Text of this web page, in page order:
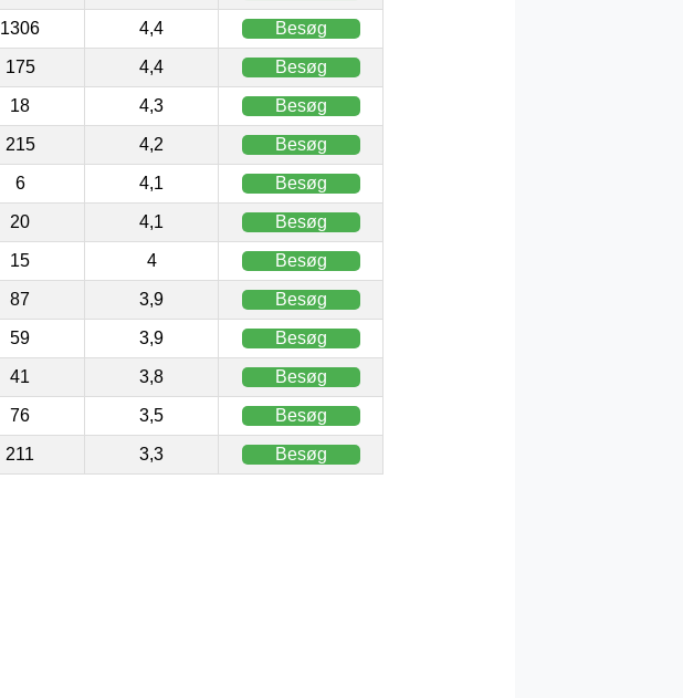
1306 4,4 Besøg
175 4,4 Besøg
18 4,3 Besøg
215 4,2 Besøg
6 4,1 Besøg
20 4,1 Besøg
15 4 Besøg
87 3,9 Besøg
59 3,9 Besøg
41 3,8 Besøg
76 3,5 Besøg
211 3,3 Besøg